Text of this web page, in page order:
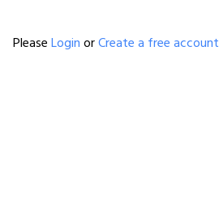
PleaseLoginorCreate a free account